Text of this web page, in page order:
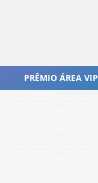
PRÊMIO ÁREA VIP